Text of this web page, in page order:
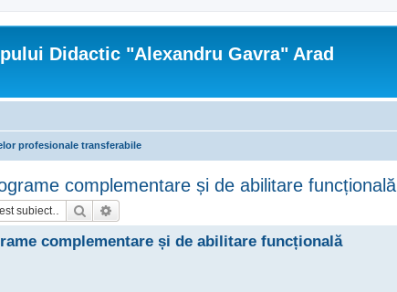
Didactic "Alexandru Gavra" Arad
profesionale transferabile
complementare și de abilitare funcțională
Căutare
complementare și de abilitare funcțională